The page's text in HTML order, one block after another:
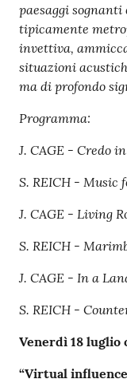
paesaggi
tipicamente
invettiva,
situazioni
ma di profondo
Programma:
J. CAGE - Credo
S. REICH - Music
J. CAGE - Living
S. REICH -
J. CAGE - In a
S. REICH -
Venerdì 18 luglio
“Virtual